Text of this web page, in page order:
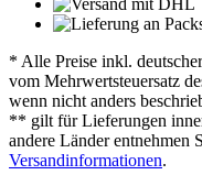
* Alle Preise inkl.
vom Mehrwertsteuersatz
wenn nicht anders
** gilt für Lieferungen
andere Länder entnehmen
Versandinformationen.